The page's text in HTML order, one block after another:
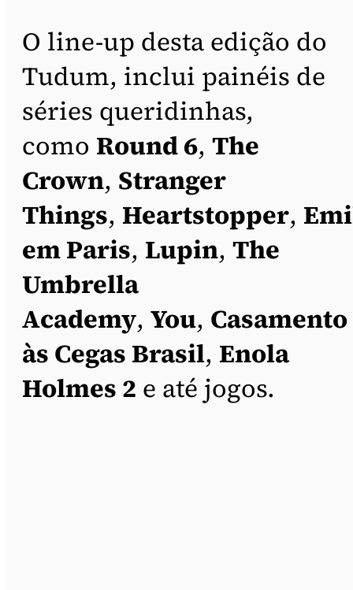
O line-up desta edição do
Tudum, inclui painéis de
séries queridinhas,
como Round 6, The
Crown, Stranger
Things, Heartstopper,
em Paris, Lupin, The
Umbrella
Academy, You, Casamento
às Cegas Brasil, Enola
Holmes 2 e até jogos.